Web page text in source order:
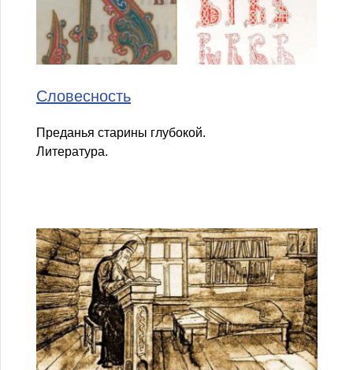
Словесность
Преданья старины глубокой.
Литература.